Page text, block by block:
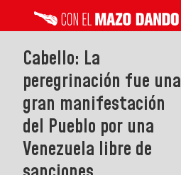
Cabello: La
peregrinación fue una
gran manifestación
del Pueblo por una
Venezuela libre de